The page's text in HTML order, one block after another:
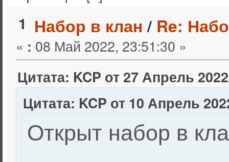
1 Набор в клан/ Re:
« : 08 Май 2022, 23:51:30 »
Цитата: KCP от 27 Апрель
Цитата: KCP от 10 Апрель
Открыт набор в